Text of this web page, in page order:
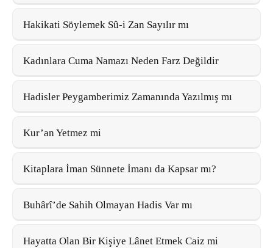
Hakikati Söylemek Sû-i Zan Sayılır mı
Kadınlara Cuma Namazı Neden Farz Değildir
Hadisler Peygamberimiz Zamanında Yazılmış mı
Kur’an Yetmez mi
Kitaplara İman Sünnete İmanı da Kapsar mı?
Buhârî’de Sahih Olmayan Hadis Var mı
Hayatta Olan Bir Kişiye Lânet Etmek Caiz mi